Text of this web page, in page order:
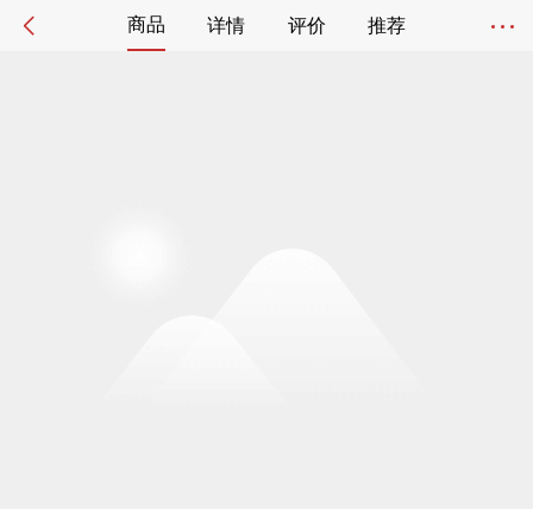
商品 详情 评价 推荐